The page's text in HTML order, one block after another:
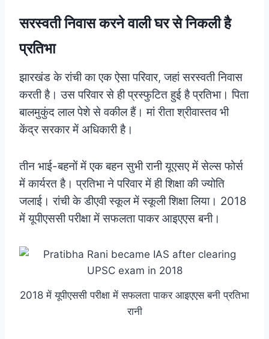
सरस्वती निवास करने वाली घर से निकली है
प्रतिभा
झारखंड के रांची का एक ऐसा परिवार, जहां सरस्वती निवास
करती है। उस परिवार से ही प्रस्फुटित हुई है प्रतिभा। पिता
बालमुकुंद लाल पेशे से वकील हैं। मां रीता श्रीवास्तव भी
केंद्र सरकार में अधिकारी है।
तीन भाई-बहनों में एक बहन सुभी रानी यूएसए में सेल्स फोर्स
में कार्यरत है। प्रतिभा ने परिवार में ही शिक्षा की ज्योति
जलाई। रांची के डीएवी स्कूल में स्कूली शिक्षा लिया। 2018
में यूपीएससी परीक्षा में सफलता पाकर आइएएस बनी।
2018 में यूपीएससी परीक्षा में सफलता पाकर आइएएस बनी प्रतिभा
रानी